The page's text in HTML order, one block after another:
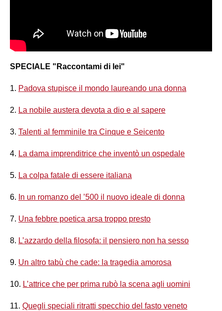
SPECIALE "Raccontami di lei"
1. Padova stupisce il mondo laureando una donna
2. La nobile austera devota a dio e al sapere
3. Talenti al femminile tra Cinque e Seicento
4. La dama imprenditrice che inventò un ospedale
5. La colpa fatale di essere italiana
6. In un romanzo del ’500 il nuovo ideale di donna
7. Una febbre poetica arsa troppo presto
8. L’azzardo della filosofa: il pensiero non ha sesso
9. Un altro tabù che cade: la tragedia amorosa
10. L’attrice che per prima rubò la scena agli uomini
11. Quegli speciali ritratti specchio del fasto veneto